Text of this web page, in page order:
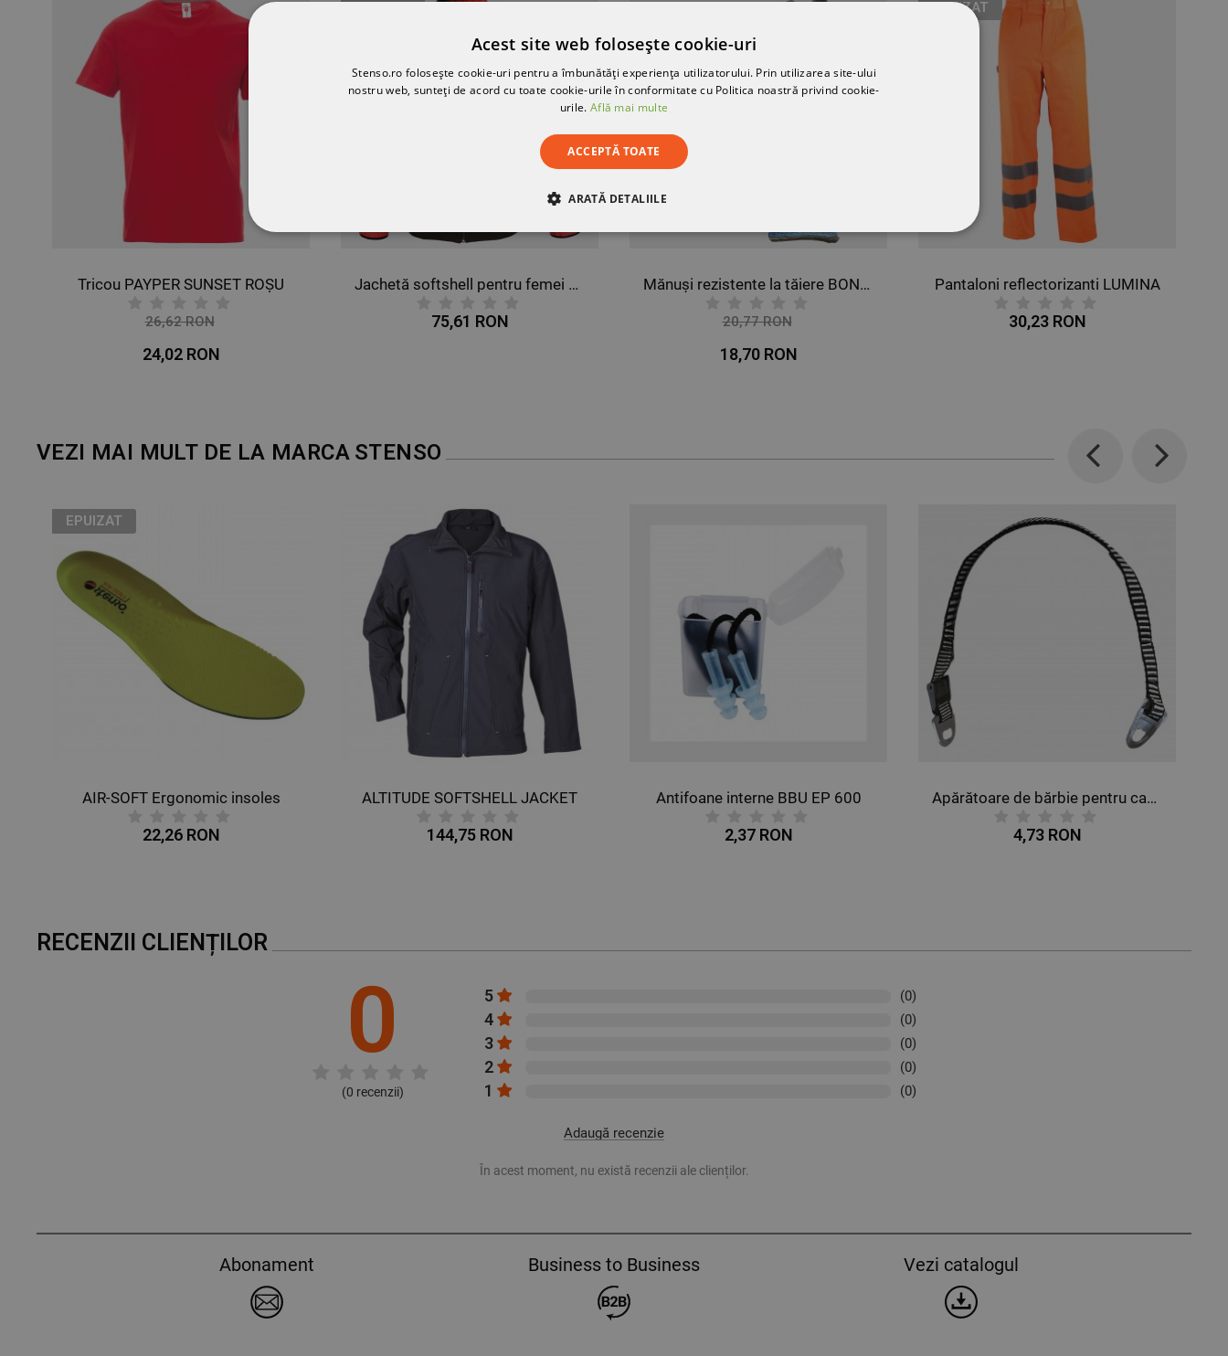
Tricou PAYPER SUNSET ROȘU
26,62 RON
24,02 RON
EPUIZAT
Jachetă softshell pentru femei VIVID ROȘU
75,61 RON
Mănuși rezistente la tăiere BONASIA
20,77 RON
18,70 RON
EPUIZAT
Pantaloni reflectorizanti LUMINA
30,23 RON
VEZI MAI MULT DE LA MARCA STENSO
Previous
EPUIZAT
AIR-SOFT Ergonomic insoles
22,26 RON
ALTITUDE SOFTSHELL JACKET
144,75 RON
Antifoane interne BBU EP 600
2,37 RON
Apărătoare de bărbie pentru cască STENSO
4,73 RON
Next
RECENZII CLIENȚILOR
0
(0 recenzii)
5 (0)
4 (0)
3 (0)
2 (0)
1 (0)
Adaugă recenzie
În acest moment, nu există recenzii ale clienților.
Abonament Business to Business Vezi catalogul
Acest site web folosește cookie-uri
Stenso.ro folosește cookie-uri pentru a îmbunătăți experiența utilizatorului. Prin utilizarea site-ului
nostru web, sunteți de acord cu toate cookie-urile în conformitate cu Politica noastră privind cookie-
urile. Află mai multe
ACCEPTĂ TOATE
ARATĂ DETALIILE
STRICT NECESARE DE PERFORMANȚĂ DE TARGETARE DE FUNCŢIONALITATE
NECLASIFICATE